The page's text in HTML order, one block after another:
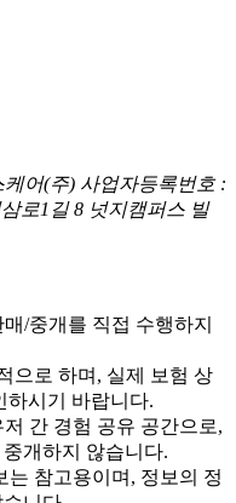
케어(주) 사업자등록번호 :
로1길 8 넛지캠퍼스 빌
/중개를 직접 수행하지
으로 하며, 실제 보험 상
하시기 바랍니다.
간 경험 공유 공간으로,
개하지 않습니다.
는 참고용이며, 정보의 정